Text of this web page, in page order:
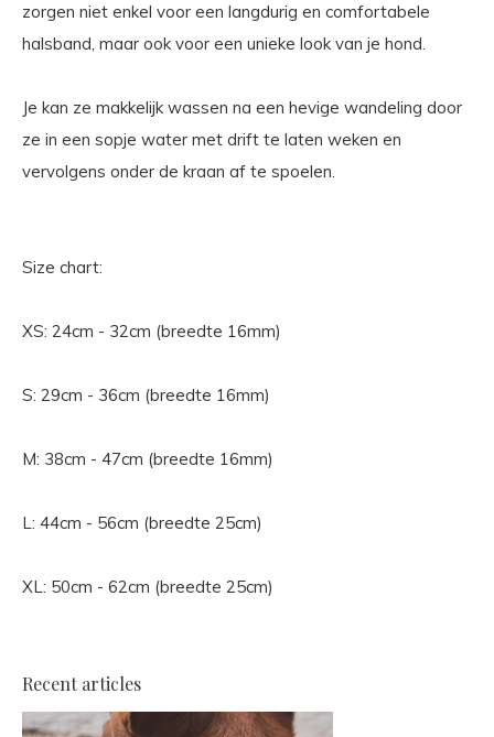
zorgen niet enkel voor een langdurig en comfortabele
halsband, maar ook voor een unieke look van je hond.
Je kan ze makkelijk wassen na een hevige wandeling door
ze in een sopje water met drift te laten weken en
vervolgens onder de kraan af te spoelen.
Size chart:
XS: 24cm - 32cm (breedte 16mm)
S: 29cm - 36cm (breedte 16mm)
M: 38cm - 47cm (breedte 16mm)
L: 44cm - 56cm (breedte 25cm)
XL: 50cm - 62cm (breedte 25cm)
Recent articles